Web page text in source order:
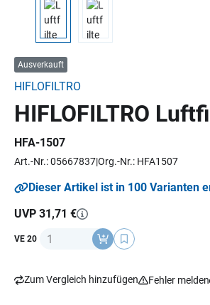
Ausverkauft
HIFLOFILTRO
HIFLOFILTRO
HFA-1507
Art.-Nr.: 05667837Org.-Nr.: HFA1507
Dieser Artikel ist in 100 Varianten
UVP 31,71 €
VE 20 Anzahl
Zum Vergleich hinzufügen Fehler melden